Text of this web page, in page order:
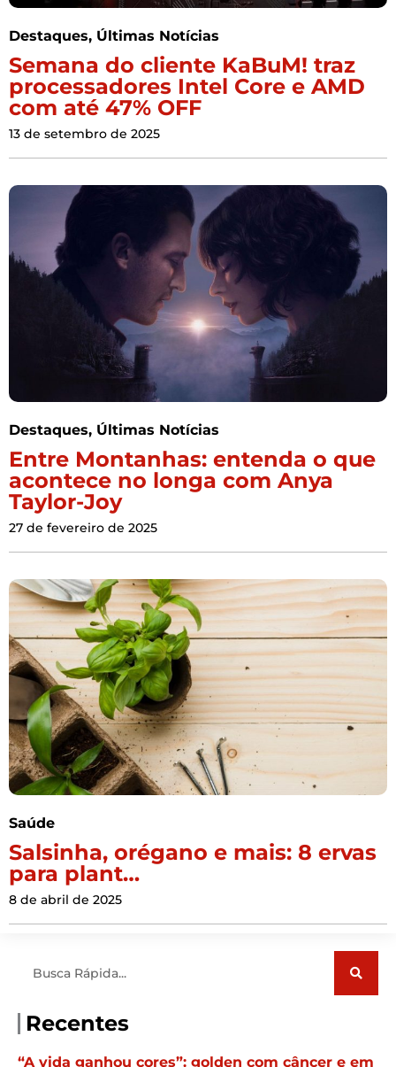
Destaques, Últimas Notícias
Semana do cliente KaBuM! traz
processadores Intel Core e AMD
com até 47% OFF
13 de setembro de 2025
Destaques, Últimas Notícias
Entre Montanhas: entenda o que
acontece no longa com Anya
Taylor-Joy
27 de fevereiro de 2025
Saúde
Salsinha, orégano e mais: 8 ervas
para plant…
8 de abril de 2025
Recentes
“A vida ganhou cores”: golden com câncer e em